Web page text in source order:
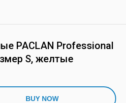
PACLAN Professional
S, желтые
BUY NOW